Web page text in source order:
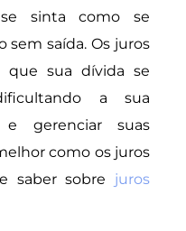
sinta como se
saída. Os juros
que sua dívida se
a sua
gerenciar suas
como os juros
saber sobre juros